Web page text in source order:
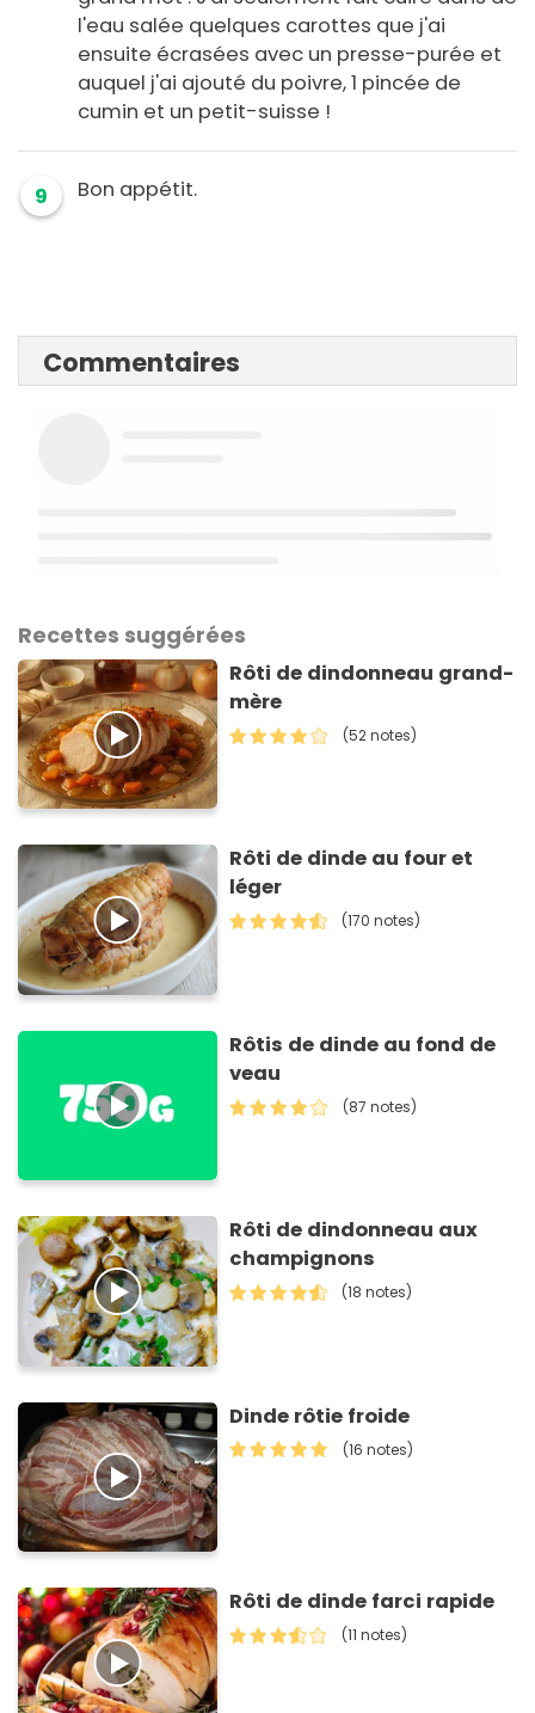
l'eau salée quelques carottes que j'ai
ensuite écrasées avec un presse-purée et
auquel j'ai ajouté du poivre, 1 pincée de
cumin et un petit-suisse !
9 Bon appétit.
Commentaires
Recettes suggérées
Rôti de dindonneau grand-
mère
(52 notes)
Rôti de dinde au four et
léger
(170 notes)
Rôtis de dinde au fond de
veau
(87 notes)
Rôti de dindonneau aux
champignons
(18 notes)
Dinde rôtie froide
(16 notes)
Rôti de dinde farci rapide
(11 notes)